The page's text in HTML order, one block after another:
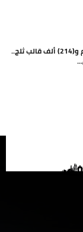
(408) ملايين لتر من الماء الخام و(214) ألف قالب ثلج..